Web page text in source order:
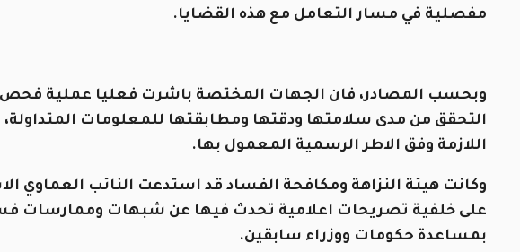
مفصلية في مسار التعامل مع هذه القضايا.
وبحسب المصادر، فان الجهات المختصة باشرت فعليا عملية فحص
التحقق من مدى سلامتها ودقتها ومطابقتها للمعلومات المتداولة،
اللازمة وفق الاطر الرسمية المعمول بها.
وكانت هيئة النزاهة ومكافحة الفساد قد استدعت النائب العماوي
على خلفية تصريحات اعلامية تحدث فيها عن شبهات وممارسات
بمساعدة حكومات ووزراء سابقين.